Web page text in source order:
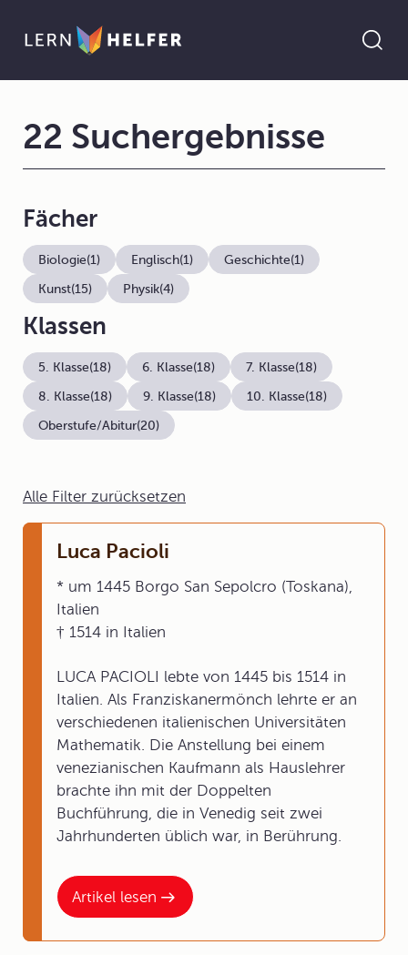
Alle Filter zurücksetzen
Artikel lesen
Luca Pacioli
* um 1445 Borgo San Sepolcro (Toskana),
Italien
† 1514 in Italien
LUCA PACIOLI lebte von 1445 bis 1514 in
Italien. Als Franziskanermönch lehrte er an
verschiedenen italienischen Universitäten
Mathematik. Die Anstellung bei einem
venezianischen Kaufmann als Hauslehrer
brachte ihn mit der Doppelten
Buchführung, die in Venedig seit zwei
Jahrhunderten üblich war, in Berührung.
22 Suchergebnisse
Fächer
Biologie(1) Englisch(1) Geschichte(1)
Kunst(15) Physik(4)
Klassen
5. Klasse(18) 6. Klasse(18) 7. Klasse(18)
8. Klasse(18) 9. Klasse(18) 10. Klasse(18)
Oberstufe/Abitur(20)